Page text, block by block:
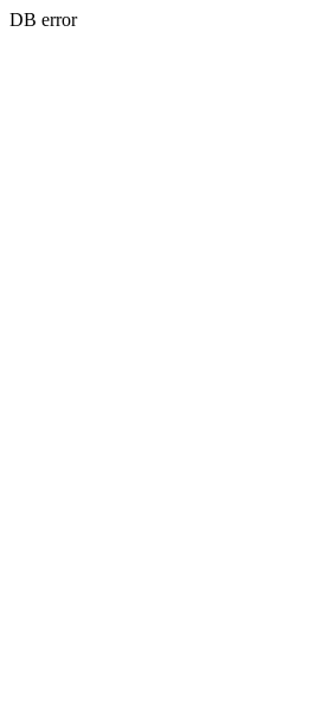
DB error